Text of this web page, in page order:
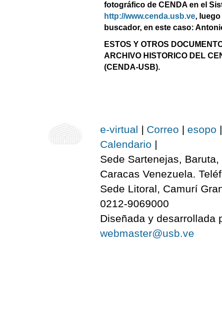
fotográfico de CENDA en el
http://www.cenda.usb.ve,
buscador, en este caso:
ESTOS Y OTROS
ARCHIVO HISTORICO DEL
(CENDA-USB).
e-virtual | Correo | esopo |
Calendario |
Sede Sartenejas,
Caracas Venezuela.
Sede Litoral, Camurí
0212-9069000
Diseñada y desarrollada
webmaster@usb.ve